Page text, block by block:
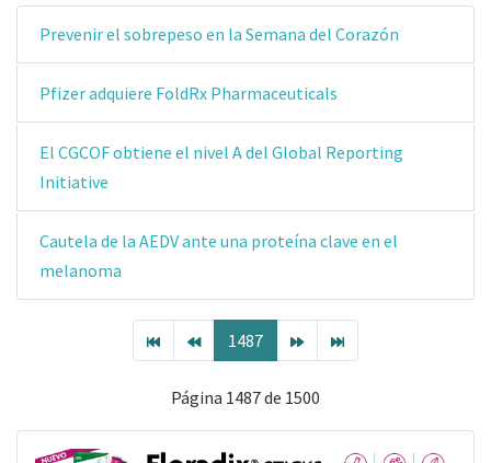
Prevenir el sobrepeso en la Semana del Corazón
Pfizer adquiere FoldRx Pharmaceuticals
El CGCOF obtiene el nivel A del Global Reporting
Initiative
Cautela de la AEDV ante una proteína clave en el
melanoma
1487
Página 1487 de 1500